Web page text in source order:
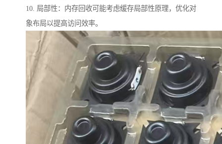
10. 局部性：内存回收可能考虑缓存局部性原理，优化对
象布局以提高访问效率。